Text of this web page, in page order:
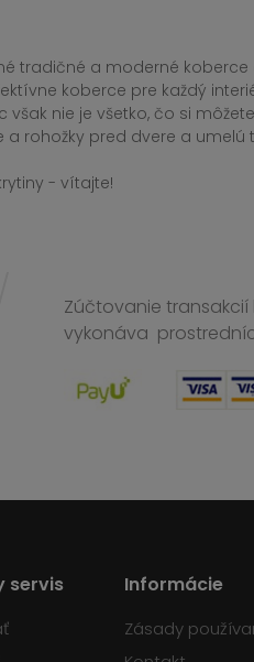
tradičné a moderné
koberce pre každý
však nie je všetko, čo si
a rohožky pred dvere a umelú
- vítajte!
Zúčtovanie transakcií
vykonáva
servis Informácie
Zásady